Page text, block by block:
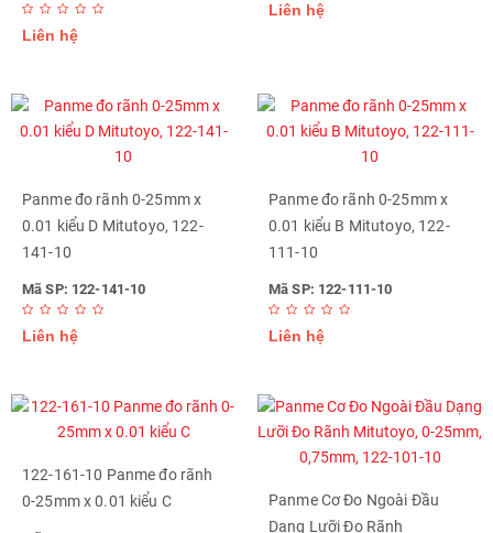
Liên hệ
Liên hệ
Panme đo rãnh 0-25mm x
0.01 kiểu D Mitutoyo, 122-
141-10
Mã SP: 122-141-10
Liên hệ
Panme đo rãnh 0-25mm x
0.01 kiểu B Mitutoyo, 122-
111-10
Mã SP: 122-111-10
Liên hệ
122-161-10 Panme đo rãnh
0-25mm x 0.01 kiểu C
Panme Cơ Đo Ngoài Đầu
Dạng Lưỡi Đo Rãnh